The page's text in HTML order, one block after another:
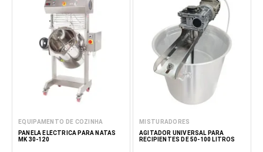
EQUIPAMENTO DE COZINHA
PANELA ELÉCTRICA PARA NATAS
MK 30-120
MISTURADORES
AGITADOR UNIVERSAL PARA
RECIPIENTES DE 50-100 LITROS